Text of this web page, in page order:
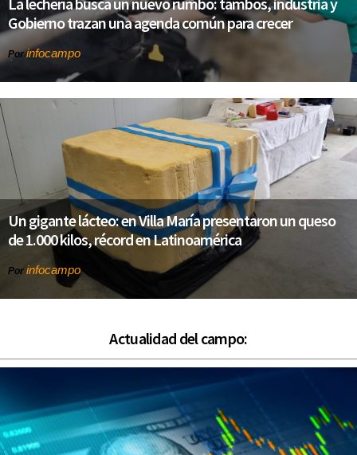
Gobierno trazan una agenda común para crecer
Porinfocampo
Un gigante lácteo: en Villa María presentaron un queso
de 1.000 kilos, récord en Latinoamérica
Por infocampo
Actualidad del campo: